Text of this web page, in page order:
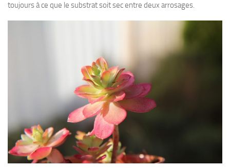
toujours à ce que le substrat soit sec entre deux arrosages.